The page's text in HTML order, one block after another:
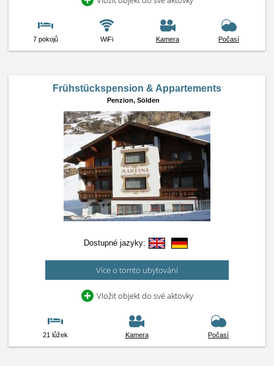
7 pokojů WiFi Kamera Počasí
Frühstückspension & Appartements
Penzion, Sölden
Dostupné jazyky:
Více o tomto ubytování
Vložit objekt do své aktovky
21 lůžek Kamera Počasí